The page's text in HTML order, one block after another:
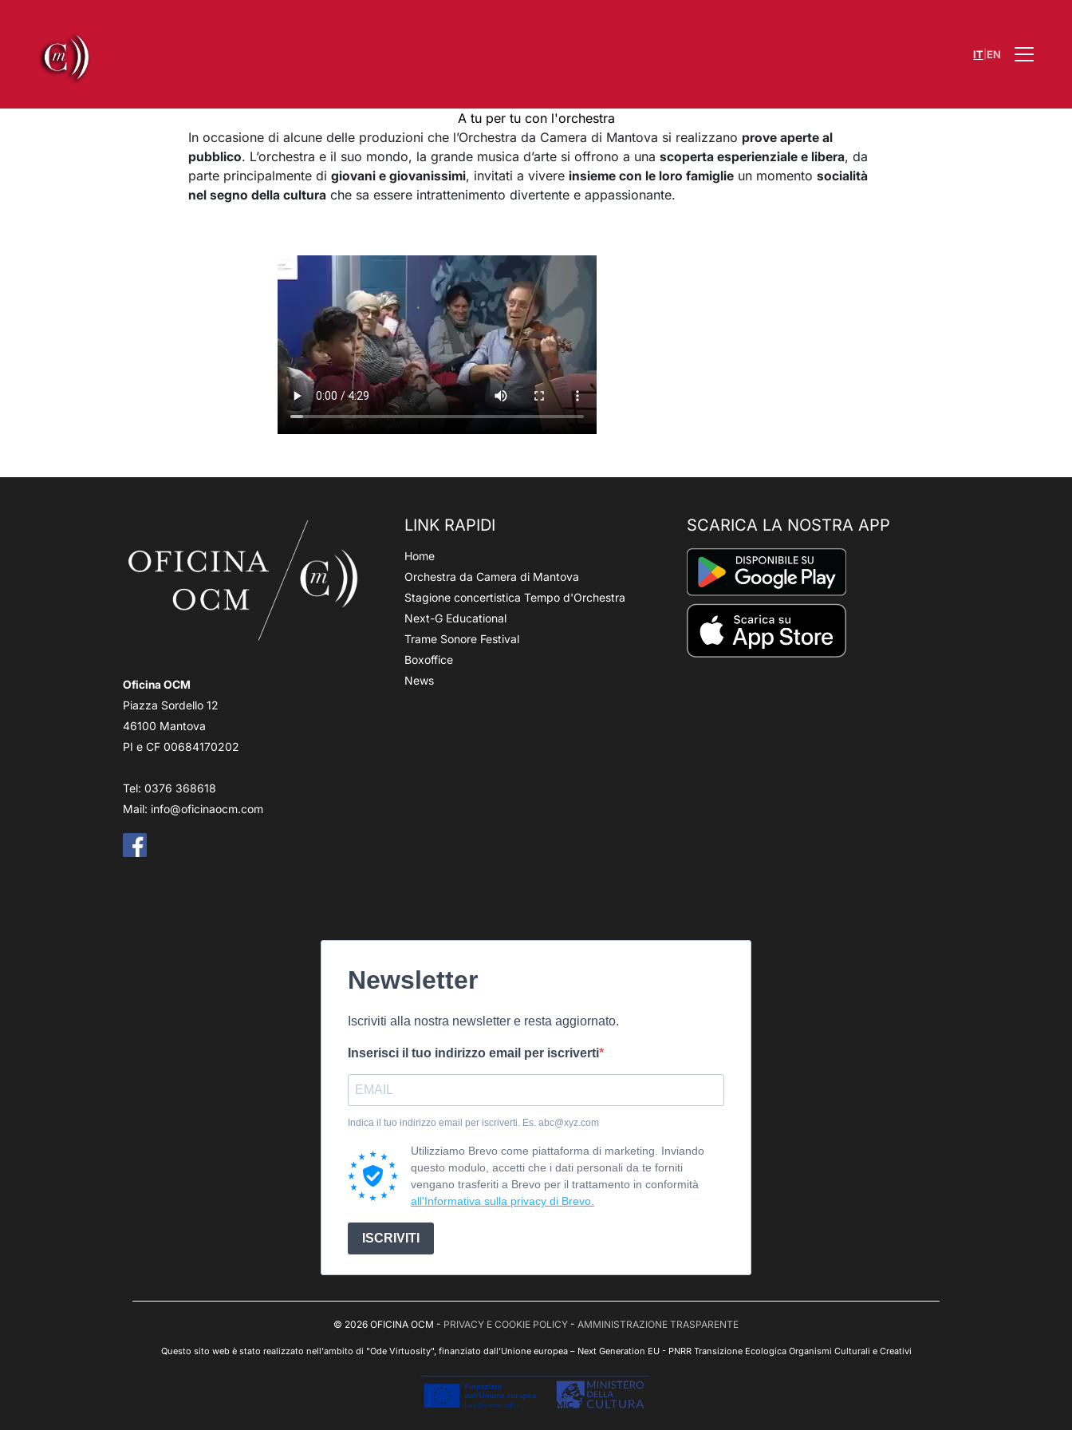
IT EN
A tu per tu con l'orchestra
In occasione di alcune delle produzioni che l’Orchestra da Camera di Mantova si realizzano prove aperte al
pubblico. L’orchestra e il suo mondo, la grande musica d’arte si offrono a una scoperta esperienziale e libera, da
parte principalmente di giovani e giovanissimi, invitati a vivere insieme con le loro famiglie un momento socialità
nel segno della cultura che sa essere intrattenimento divertente e appassionante.
Oficina OCM
Piazza Sordello 12
46100 Mantova
PI e CF 00684170202
Tel: 0376 368618
Mail: info@oficinaocm.com
LINK RAPIDI
Home
Orchestra da Camera di Mantova
Stagione concertistica Tempo d'Orchestra
Next-G Educational
Trame Sonore Festival
Boxoffice
News
SCARICA LA NOSTRA APP
Newsletter
Iscriviti alla nostra newsletter e resta aggiornato.
Inserisci il tuo indirizzo email per iscriverti
Indica il tuo indirizzo email per iscriverti. Es. abc@xyz.com
Utilizziamo Brevo come piattaforma di marketing. Inviando
questo modulo, accetti che i dati personali da te forniti
vengano trasferiti a Brevo per il trattamento in conformità
all'Informativa sulla privacy di Brevo.
ISCRIVITI
© 2026 OFICINA OCM - PRIVACY E COOKIE POLICY - AMMINISTRAZIONE TRASPARENTE
Questo sito web è stato realizzato nell'ambito di "Ode Virtuosity", finanziato dall'Unione europea – Next Generation EU - PNRR Transizione Ecologica Organismi Culturali e Creativi